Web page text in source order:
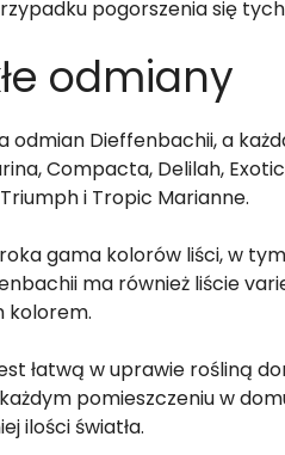
pogorszenia się
odmiany
odmian Dieffenbachii, a
Compacta, Delilah,
i Tropic Marianne.
gama kolorów liści, w
ma również liście
kolorem.
łatwą w uprawie rośliną
pomieszczeniu w
ilości światła.